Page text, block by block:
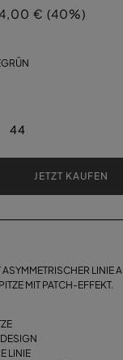
von€ (40%)
44
JETZT KAUFEN
LINIE
MIT PATCH-EFFEKT.
LINIE